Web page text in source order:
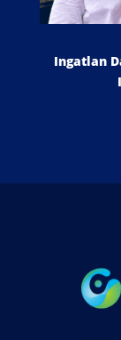
Ingatlan